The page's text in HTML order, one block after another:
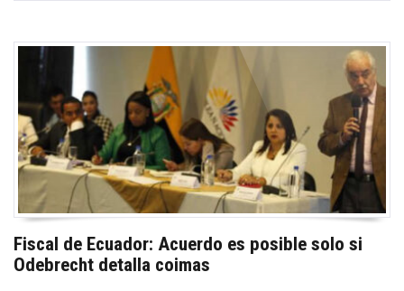
Fiscal de Ecuador: Acuerdo es posible solo si
Odebrecht detalla coimas